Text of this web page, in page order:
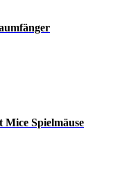
Spielmäuse